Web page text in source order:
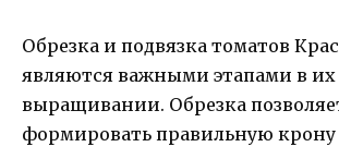
Обрезка и подвязка томатов
являются важными этапами в их
выращивании. Обрезка
формировать правильную крону